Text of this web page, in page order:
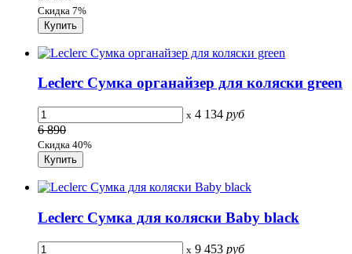
Скидка 7%
Leclerc Сумка органайзер для коляски green
x 4 134 руб
6 890
Скидка 40%
Leclerc Сумка для коляски Baby black
x 9 453 руб